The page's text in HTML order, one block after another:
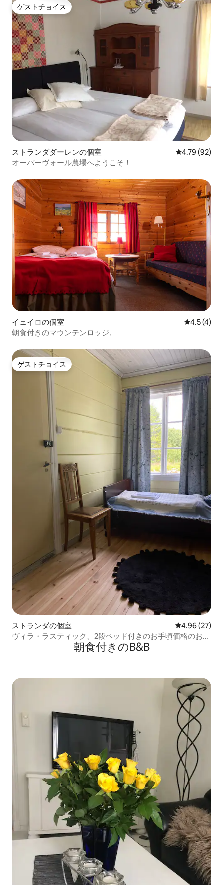
ゲストチョイス
ゲストチョイス
ストランダダーレンの個室 レビュー92
4.79 (92)
オーバーヴォール農場へようこそ！
イェイロの個室 レビュー4
4.5 (4)
朝食付きのマウンテンロッジ。
ゲストチョイス
ゲストチョイス
ストランダの個室 レビュー27
4.96 (27)
ヴィラ・ラスティック、2段ベッド付きのお手頃価格のお部
朝食付きのB&B